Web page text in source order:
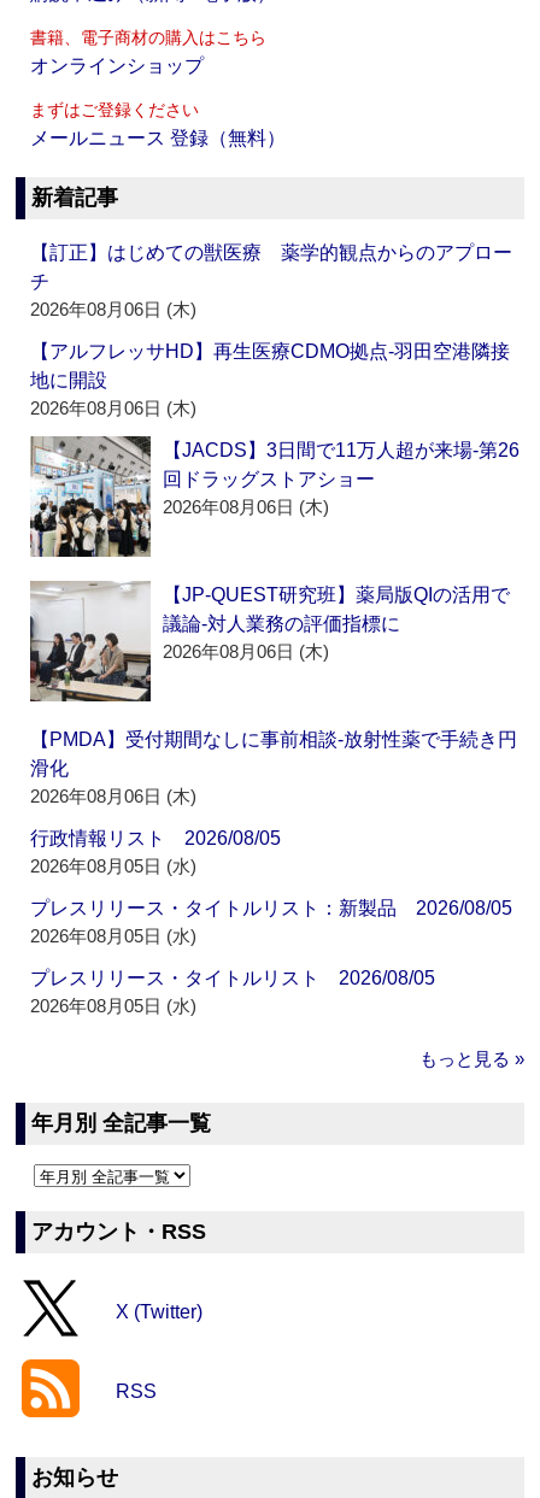
書籍、電子商材の購入はこちら
オンラインショップ
まずはご登録ください
メールニュース 登録（無料）
新着記事
【訂正】はじめての獣医療 薬学的観点からのアプロー
チ
2026年08月06日 (木)
【アルフレッサHD】再生医療CDMO拠点‐羽田空港隣接
地に開設
2026年08月06日 (木)
【JACDS】3日間で11万人超が来場‐第26
回ドラッグストアショー
2026年08月06日 (木)
【JP-QUEST研究班】薬局版QIの活用で
議論‐対人業務の評価指標に
2026年08月06日 (木)
【PMDA】受付期間なしに事前相談‐放射性薬で手続き円
滑化
2026年08月06日 (木)
行政情報リスト 2026/08/05
2026年08月05日 (水)
プレスリリース・タイトルリスト：新製品 2026/08/05
2026年08月05日 (水)
プレスリリース・タイトルリスト 2026/08/05
2026年08月05日 (水)
もっと見る »
年月別 全記事一覧
アカウント・RSS
X (Twitter)
RSS
お知らせ